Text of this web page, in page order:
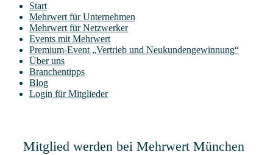
Start
Mehr­wert für Unternehmen
Mehr­wert für Netzwerker
Events mit Mehrwert
Pre­­mi­um-Event „Ver­trieb und Neukundengewinnung“
Über uns
Bran­chen­tipps
Blog
Log­in für Mitglieder
Mit­glied wer­den bei Mehr­wert München